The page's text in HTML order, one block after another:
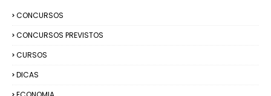
CONCURSOS
CONCURSOS PREVISTOS
CURSOS
DICAS